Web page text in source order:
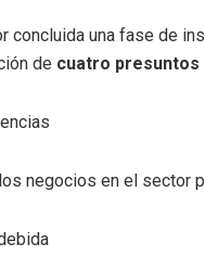
concluida una fase de
de cuatro presuntos
negocios en el sector